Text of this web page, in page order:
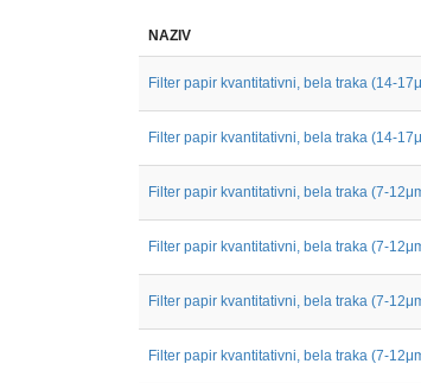
NAZIV
Filter papir kvantitativni, bela traka (14-
Filter papir kvantitativni, bela traka (14-
Filter papir kvantitativni, bela traka (7-
Filter papir kvantitativni, bela traka (7-
Filter papir kvantitativni, bela traka (7-
Filter papir kvantitativni, bela traka (7-